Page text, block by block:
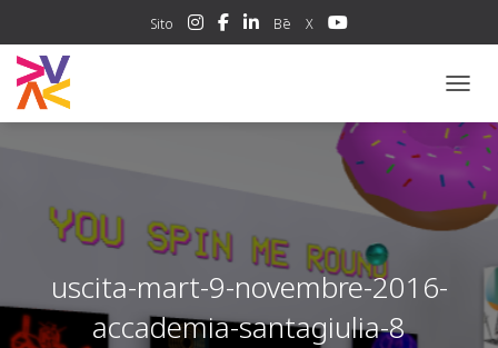
Sito Bē X
uscita-mart-9-novembre-2016-
accademia-santagiulia-8